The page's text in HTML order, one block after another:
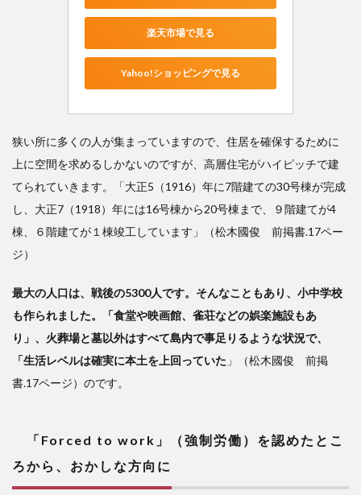
楽天市場で見る
Yahoo!ショッピングで見る
狭い所に多くの人が集まっていますので、住居を確保するために
上に空間を求めるしかないのですが、高層住宅がハイピッチで建
てられていきます。「大正5（1916）年に7階建ての30号棟が完成
し、大正7（1918）年には16号棟から20号棟まで、９階建てが4
棟、６階建てが１棟竣工しています」（松木國俊 前掲書.17ペー
ジ）
最大の人口は、戦後の5300人です。そんなこともあり、小中学校
も作られました。「食堂や映画館、雀荘などの娯楽施設もあ
り」、火葬場と墓以外はすべて島内で事足りるような状況で、
「生活レベルは確実に本土を上回っていた 」（松木國俊 前掲
書.17ページ）のです。
「Forced to work」（強制労働）を認めたとこ
ろから、おかしな方向に